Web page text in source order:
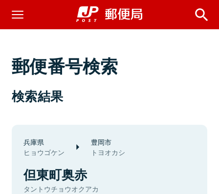
郵便番号検索
検索結果
兵庫県
ヒョウゴケン
豊岡市
トヨオカシ
但東町奥赤
タントウチョウオクアカ